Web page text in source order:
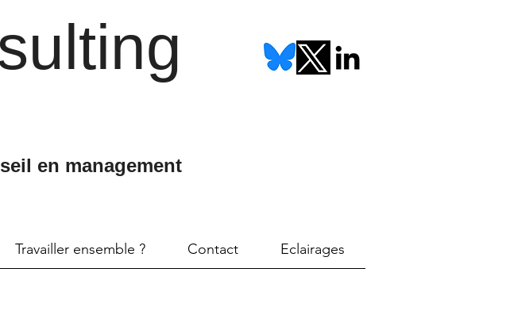
en management
Travailler ensemble ? Contact Eclairages